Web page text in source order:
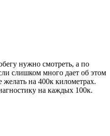
нужно смотреть, а по
слишком много дает об этом
на 400к километрах.
на каждых 100к.